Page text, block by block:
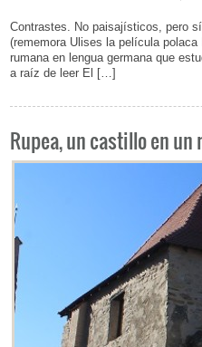
Contrastes. No paisajísticos, pero
(rememora Ulises la película
rumana en lengua germana que
a raíz de leer El […]
Rupea, un castillo en un